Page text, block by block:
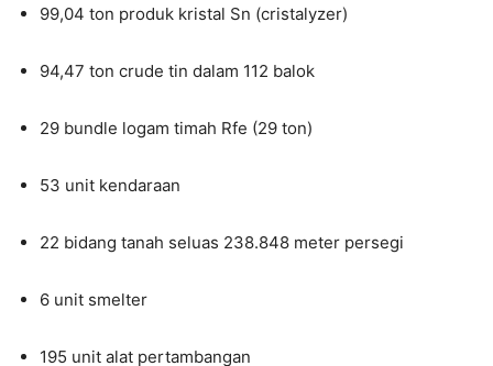
99,04 ton produk kristal Sn (cristalyzer)
94,47 ton crude tin dalam 112 balok
29 bundle logam timah Rfe (29 ton)
53 unit kendaraan
22 bidang tanah seluas 238.848 meter persegi
6 unit smelter
195 unit alat pertambangan